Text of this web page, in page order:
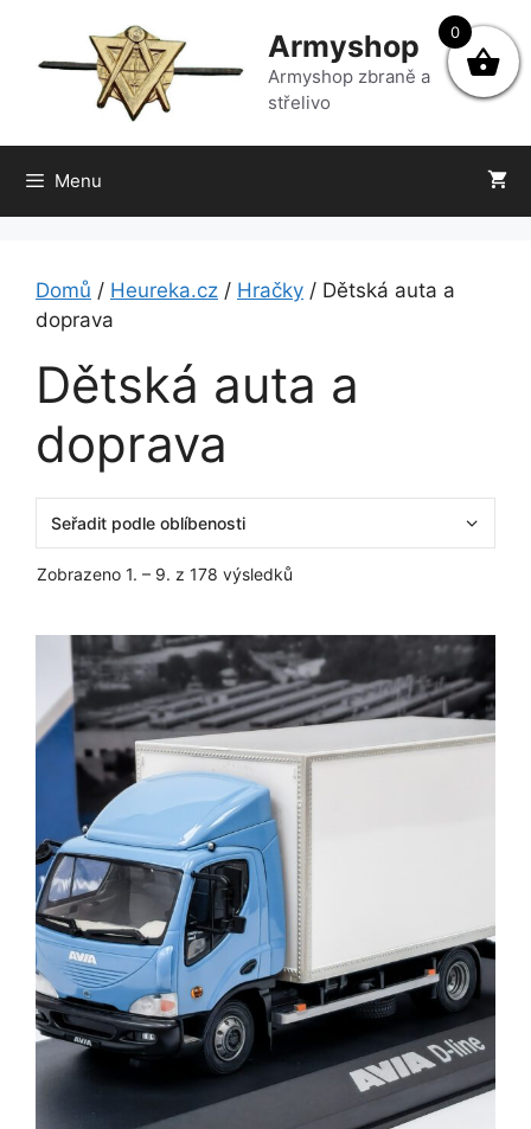
obsah
Armyshop
Armyshop zbraně a
střelivo
Menu
Domů / Heureka.cz / Hračky / Dětská auta a
doprava
Dětská auta a
doprava
Zobrazeno 1. – 9. z 178 výsledků
0